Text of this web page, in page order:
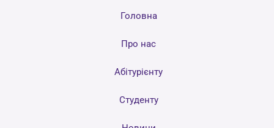
Головна
Про нас
Абітурієнту
Студенту